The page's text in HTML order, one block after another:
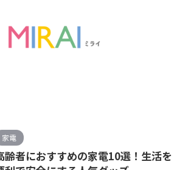
家電
齢者におすすめの家電10選！生活を